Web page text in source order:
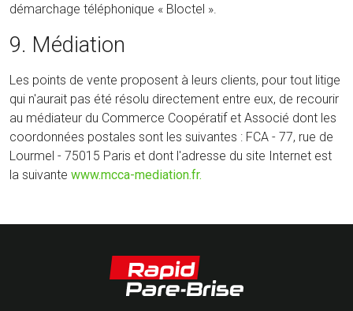
démarchage téléphonique « Bloctel ».
9. Médiation
Les points de vente proposent à leurs clients, pour tout litige
qui n'aurait pas été résolu directement entre eux, de recourir
au médiateur du Commerce Coopératif et Associé dont les
coordonnées postales sont les suivantes : FCA - 77, rue de
Lourmel - 75015 Paris et dont l'adresse du site Internet est
la suivante www.mcca-mediation.fr.